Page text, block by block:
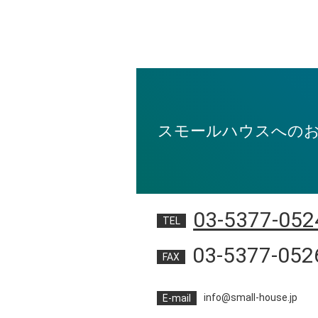
スモールハウスへの
TEL 03-5377-
FAX 03-5377-
E-mail info@small-house.jp